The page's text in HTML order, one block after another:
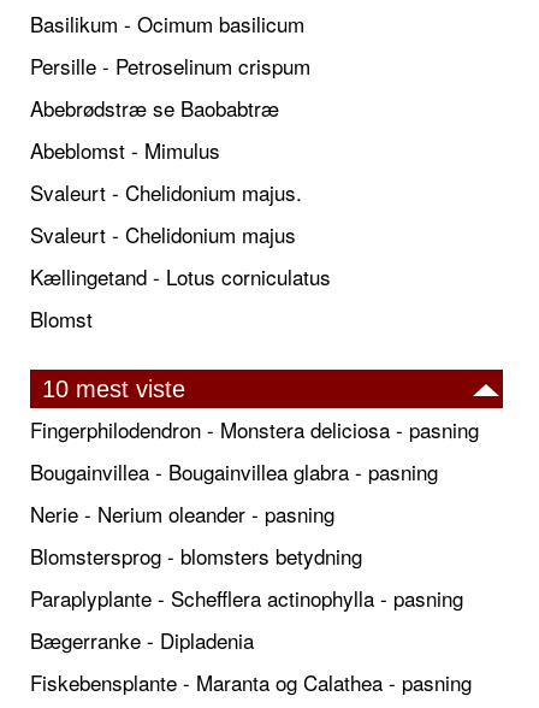
Basilikum - Ocimum basilicum
Persille - Petroselinum crispum
Abebrødstræ se Baobabtræ
Abeblomst - Mimulus
Svaleurt - Chelidonium majus.
Svaleurt - Chelidonium majus
Kællingetand - Lotus corniculatus
Blomst
10 mest viste
Fingerphilodendron - Monstera deliciosa - pasning
Bougainvillea - Bougainvillea glabra - pasning
Nerie - Nerium oleander - pasning
Blomstersprog - blomsters betydning
Paraplyplante - Schefflera actinophylla - pasning
Bægerranke - Dipladenia
Fiskebensplante - Maranta og Calathea - pasning